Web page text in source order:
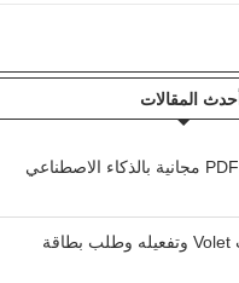
أحدث المقالات
أفضل 5 مواقع تلخيص PDF مجانية بالذكاء الاصطناعي
إنشاء حساب بنك فولت Volet وتفعيله وطلب بطاقة